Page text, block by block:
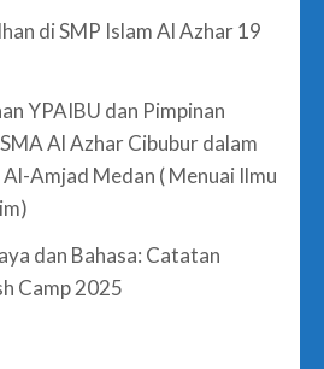
di SMP Islam Al Azhar 19
YPAIBU dan Pimpinan
Al Azhar Cibubur dalam
Amjad Medan ( Menuai Ilmu
dan Bahasa: Catatan
Camp 2025